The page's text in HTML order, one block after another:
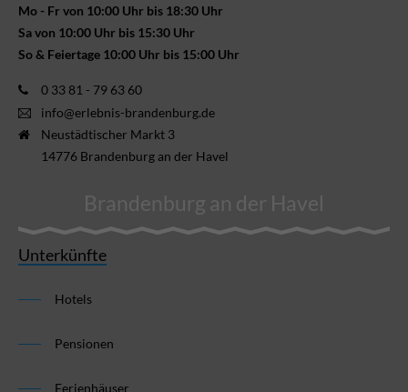
Mo - Fr von 10:00 Uhr bis 18:30 Uhr
Sa von 10:00 Uhr bis 15:30 Uhr
So & Feiertage 10:00 Uhr bis 15:00 Uhr
0 33 81 - 79 63 60
info@erlebnis-brandenburg.de
Neustädtischer Markt 3
14776 Brandenburg an der Havel
Brandenburg an der Havel
Unterkünfte
Hotels
Pensionen
Ferienhäuser